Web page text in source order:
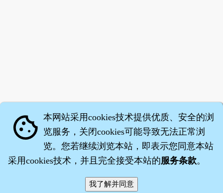
·沈药子©2008～2026
cookie 本网站采用cookies技术提供优质、安全的浏
览服务，关闭cookies可能导致无法正常浏
览。您若继续浏览本站，即表示您同意本站
采用cookies技术，并且完全接受本站的服务条款。